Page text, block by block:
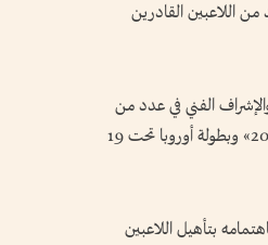
من اللاعبين القادرين
الفني في عدد من
الأندية والمنتخبات الأوروبية، وقاد منتخب هولندا للفوز ببطولة أوروبا تحت 17 عاماً «2019» وبطولة أوروبا تحت 19
بتأهيل اللاعبين